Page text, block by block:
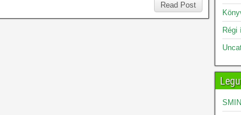
Read Post
Régi